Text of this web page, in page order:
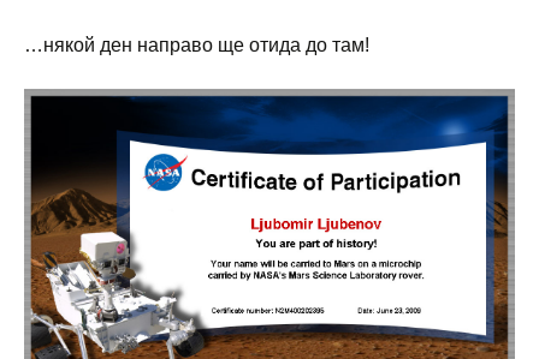
…някой ден направо ще отида до там!